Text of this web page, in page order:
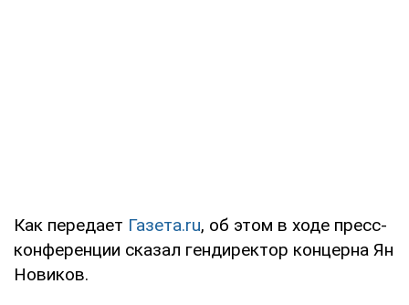
Как передает Газета.ru, об этом в ходе пресс-
конференции сказал гендиректор концерна Ян
Новиков.